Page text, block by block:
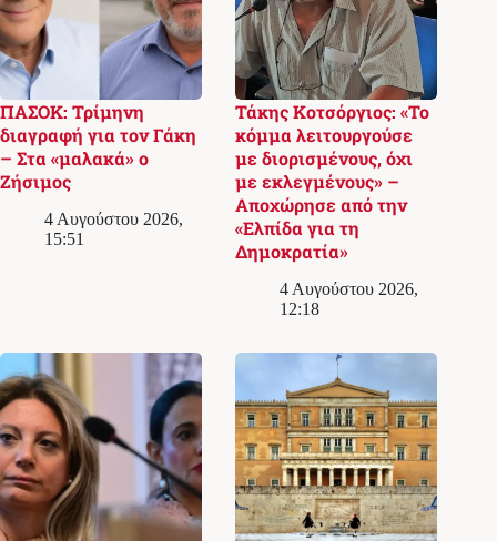
ΠΑΣΟΚ: Τρίμηνη
διαγραφή για τον Γάκη
– Στα «μαλακά» ο
Ζήσιμος
4 Αυγούστου 2026,
15:51
Τάκης Κοτσόργιος: «Το
κόμμα λειτουργούσε
με διορισμένους, όχι
με εκλεγμένους» –
Αποχώρησε από την
«Ελπίδα για τη
Δημοκρατία»
4 Αυγούστου 2026,
12:18